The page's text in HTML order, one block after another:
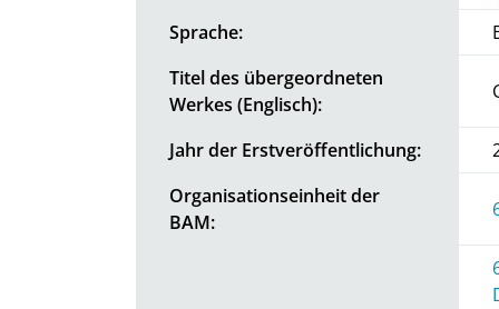
Sprache:
Titel des übergeordneten
Werkes (Englisch):
Jahr der Erstveröffentlichung:
Organisationseinheit der
BAM: